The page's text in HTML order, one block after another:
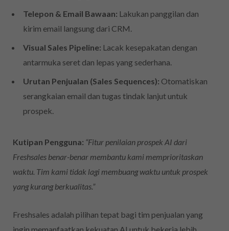
Telepon & Email Bawaan: Lakukan panggilan dan
kirim email langsung dari CRM.
Visual Sales Pipeline: Lacak kesepakatan dengan
antarmuka seret dan lepas yang sederhana.
Urutan Penjualan (Sales Sequences): Otomatiskan
serangkaian email dan tugas tindak lanjut untuk
prospek.
Kutipan Pengguna: “Fitur penilaian prospek AI dari
Freshsales benar-benar membantu kami memprioritaskan
waktu. Tim kami tidak lagi membuang waktu untuk prospek
yang kurang berkualitas.”
Freshsales adalah pilihan tepat bagi tim penjualan yang
ingin memanfaatkan kekuatan AI untuk bekerja lebih